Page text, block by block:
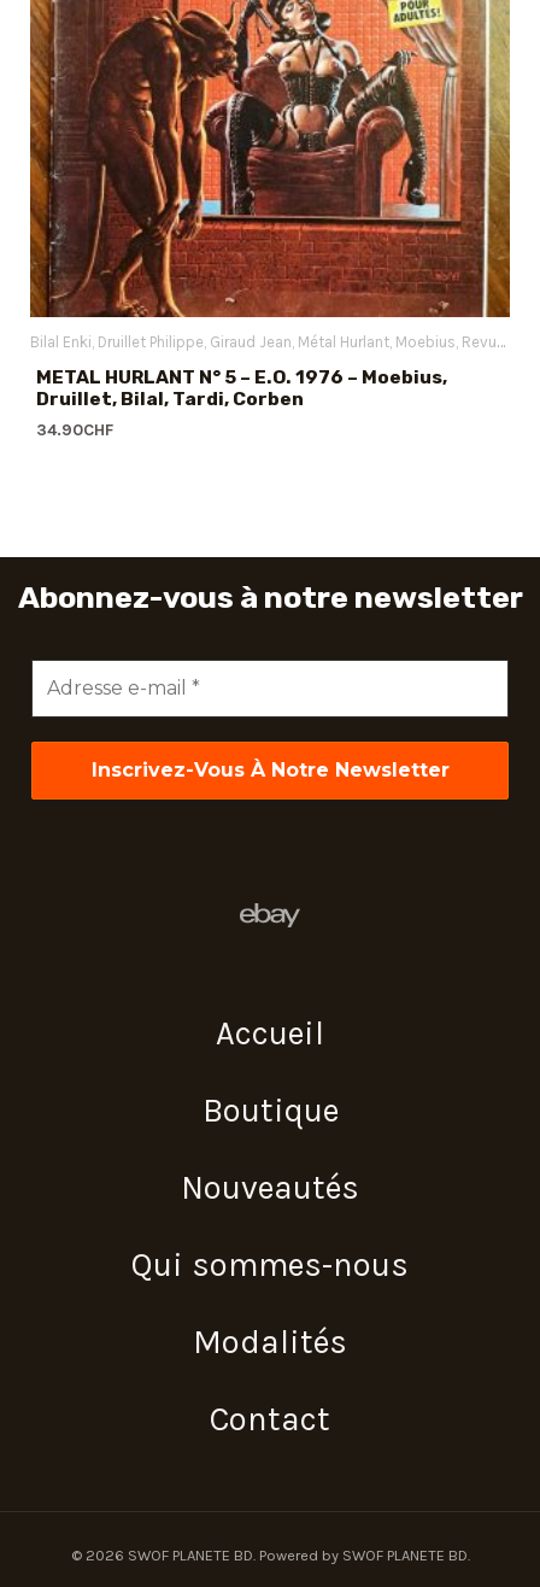
Bilal Enki Druillet Philippe Giraud Jean Métal Hurlant Moebius Revues BD
METAL HURLANT N° 5 – E.O. 1976 – Moebius,
Druillet, Bilal, Tardi, Corben
34.90CHF
Abonnez-vous à notre newsletter
mail
*
Accueil
Boutique
Nouveautés
Qui sommes-nous
Modalités
Contact
© 2026 SWOF PLANETE BD. Powered by SWOF PLANETE BD.